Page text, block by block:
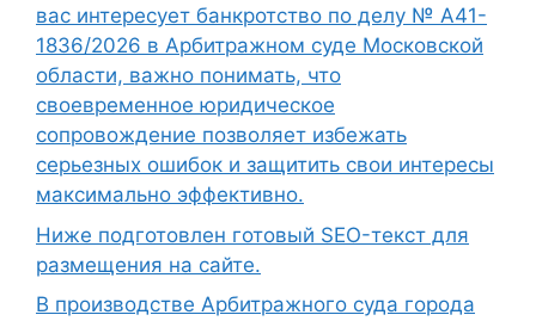
вас интересует банкротство по делу № А41-
1836/2026 в Арбитражном суде Московской
области, важно понимать, что
своевременное юридическое
сопровождение позволяет избежать
серьезных ошибок и защитить свои интересы
максимально эффективно.
Ниже подготовлен готовый SEO-текст для
размещения на сайте.
В производстве Арбитражного суда города